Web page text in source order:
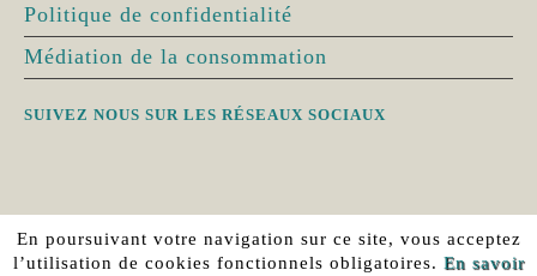
Originaire de l’Ardèche, maman de deux
filles,ancienne cadre en entreprise,
j’ai décidé de me tourner vers la réflexologie
toute mon énergie à accompagner mes clients
Politique de confidentialité
Médiation de la consommation
SUIVEZ NOUS SUR LES RÉSEAUX SOCIAUX
En poursuivant votre navigation sur ce site, vous acceptez
l’utilisation de cookies fonctionnels obligatoires. En savoir